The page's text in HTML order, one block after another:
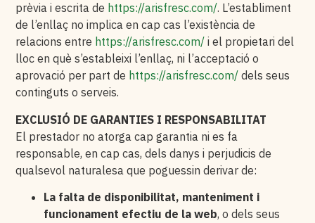
prèvia i escrita de https://arisfresc.com/. L’establiment
de l’enllaç no implica en cap cas l’existència de
relacions entre https://arisfresc.com/ i el propietari del
lloc en què s’estableixi l’enllaç, ni l’acceptació o
aprovació per part de https://arisfresc.com/ dels seus
continguts o serveis.
EXCLUSIÓ DE GARANTIES I RESPONSABILITAT
El prestador no atorga cap garantia ni es fa
responsable, en cap cas, dels danys i perjudicis de
qualsevol naturalesa que poguessin derivar de:
La falta de disponibilitat, manteniment i
funcionament efectiu de la web, o dels seus